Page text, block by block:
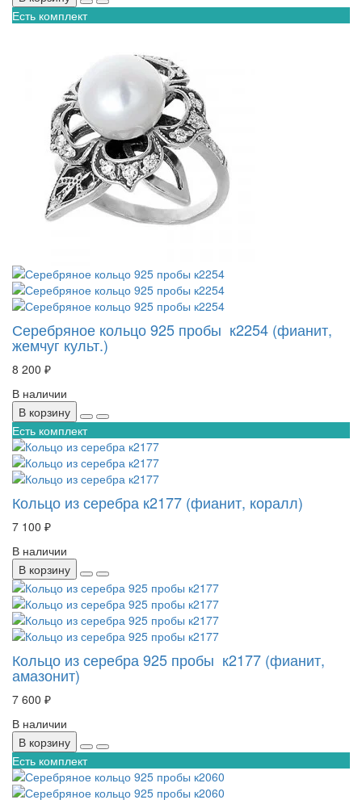
Есть комплект
Серебряное кольцо 925 пробы к2254 (фианит,
жемчуг культ.)
8 200 ₽
В наличии
В корзину
Есть комплект
Кольцо из серебра к2177 (фианит, коралл)
7 100 ₽
В наличии
В корзину
Кольцо из серебра 925 пробы к2177 (фианит,
амазонит)
7 600 ₽
В наличии
В корзину
Есть комплект